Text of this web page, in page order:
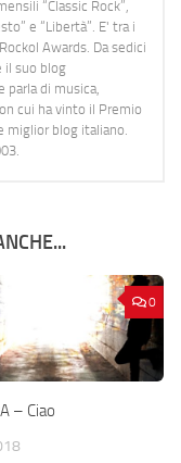
“Classic Rock”,
e “Libertà”. E' tra i
Awards. Da sedici
il suo blog
di musica,
cui ha vinto il Premio
miglior blog italiano.
0
– Ciao